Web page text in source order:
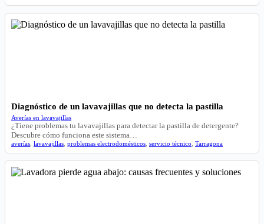
Diagnóstico de un lavavajillas que no detecta la pastilla
Averías en lavavajillas
¿Tiene problemas tu lavavajillas para detectar la pastilla de detergente?
Descubre cómo funciona este sistema…
averías lavavajillas problemas electrodomésticos servicio técnico Tarragona